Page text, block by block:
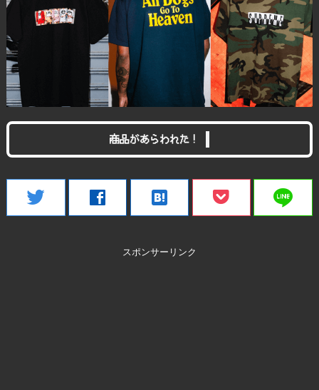
商品があらわれた！
twitter facebook hatenabookmark line
スポンサーリンク